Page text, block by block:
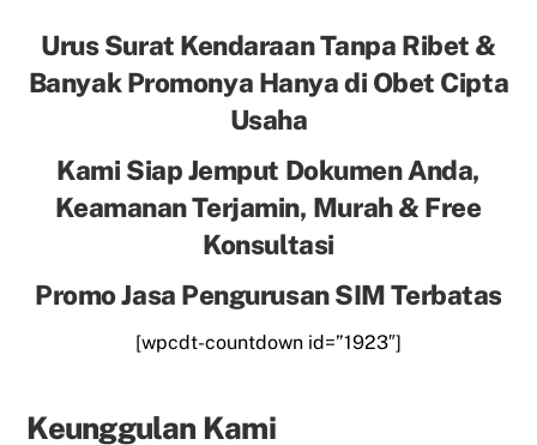
Urus Surat Kendaraan Tanpa Ribet &
Banyak Promonya Hanya di Obet Cipta
Usaha
Kami Siap Jemput Dokumen Anda,
Keamanan Terjamin, Murah & Free
Konsultasi
Promo Jasa Pengurusan SIM Terbatas
[wpcdt-countdown id=”1923″]
Keunggulan Kami